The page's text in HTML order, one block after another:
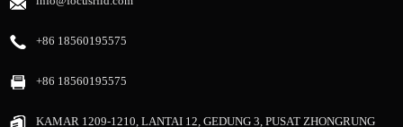
+86 18560195575
+86 18560195575
KAMAR 1209-1210, LANTAI 12, GEDUNG 3, PUSAT ZHONGRUNG